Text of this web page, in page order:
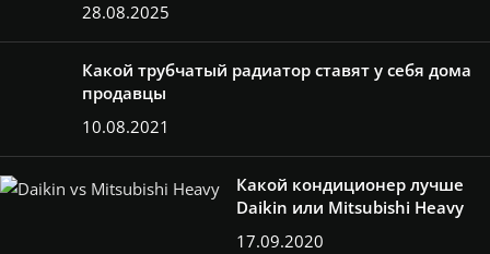
28.08.2025
Какой трубчатый радиатор ставят у себя дома
продавцы
10.08.2021
Какой кондиционер лучше
Daikin или Mitsubishi Heavy
17.09.2020